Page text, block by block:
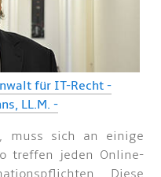
für IT-Recht -
LL.M. -
muss sich an einige
treffen jeden Online-
Diese